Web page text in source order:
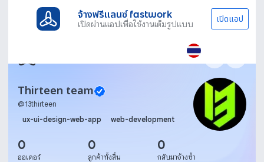
จ้างฟรีแลนซ์ fastwork
เปิดผ่านแอปเพื่อใช้งานเต็มรูปแบบ เปิดแอป
Thirteen team
@13thirteen
ux-ui-design-web-app
web-development
0
ออเดอร์
0
ลูกค้าทั้งสิ้น
0
กลับมาจ้างซ้ำ